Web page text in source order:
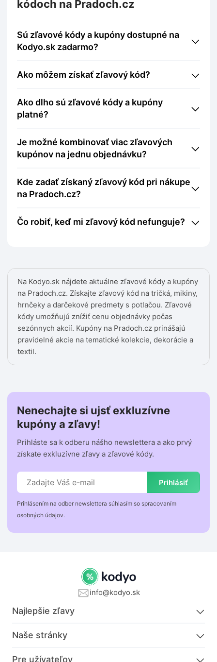
Na Kodyo.sk nájdete aktuálne zľavové kódy a kupóny
na Pradoch.cz. Získajte zľavový kód na tričká, mikiny,
hrnčeky a darčekové predmety s potlačou. Zľavové
kódy umožňujú znížiť cenu objednávky počas
sezónnych akcií. Kupóny na Pradoch.cz prinášajú
pravidelné akcie na tematické kolekcie, dekorácie a
textil.
kódoch na Pradoch.cz
Sú zľavové kódy a kupóny dostupné na
Kodyo.sk zadarmo?
Ako môžem získať zľavový kód?
Ako dlho sú zľavové kódy a kupóny
platné?
Je možné kombinovať viac zľavových
kupónov na jednu objednávku?
Kde zadať získaný zľavový kód pri nákupe
na Pradoch.cz?
Čo robiť, keď mi zľavový kód nefunguje?
Nenechajte si ujsť exkluzívne
kupóny a zľavy!
Prihláste sa k odberu nášho newslettera a ako prvý
získate exkluzívne zľavy a zľavové kódy.
Prihlásiť
Prihlásením na odber newslettera súhlasím so spracovaním
osobných údajov.
info@kodyo.sk
Najlepšie zľavy
Naše stránky
Pre užívateľov